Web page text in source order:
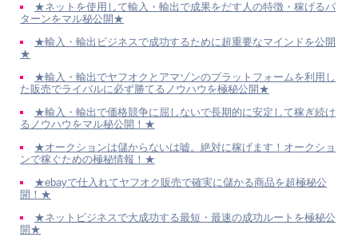
★ネットを使用して輸入・輸出で成果をだす人の特徴・稼げるパ
ターンをマル秘公開★
★輸入・輸出ビジネスで成功するために超重要なマインドを公開
★
★輸入・輸出でヤフオクとアマゾンのプラットフォームを利用し
た販売でライバルに必ず勝てるノウハウを極秘公開★
★輸入・輸出で価格競争に屈しないで長期的に安定して稼ぎ続け
るノウハウをマル秘公開！★
★オークションは儲からないは嘘。絶対に稼げます！オークショ
ンで稼ぐための極秘情報！★
★ebayで仕入れてヤフオク販売で確実に儲かる商品を超極秘公
開！★
★ネットビジネスで大成功する最短・最速の成功ルートを極秘公
開★